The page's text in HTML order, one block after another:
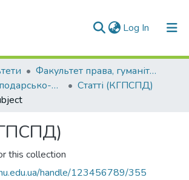
Log In (current)
Факультет права, гуманітарних і соціальних наук
кафедра господарсько-правових та суспільно-політичних дисциплін
Статті (КГПСПД)
this collection
handle/123456789/355